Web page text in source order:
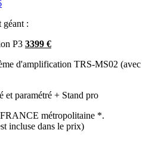
géant :
P3 3399 €
d'amplification TRS-MS02 (avec
et paramétré + Stand pro
métropolitaine *.
incluse dans le prix)